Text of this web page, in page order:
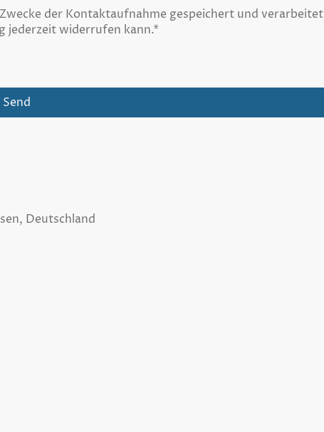
der Kontaktaufnahme gespeichert und verarbeitet
jederzeit widerrufen kann.*
Send
Deutschland